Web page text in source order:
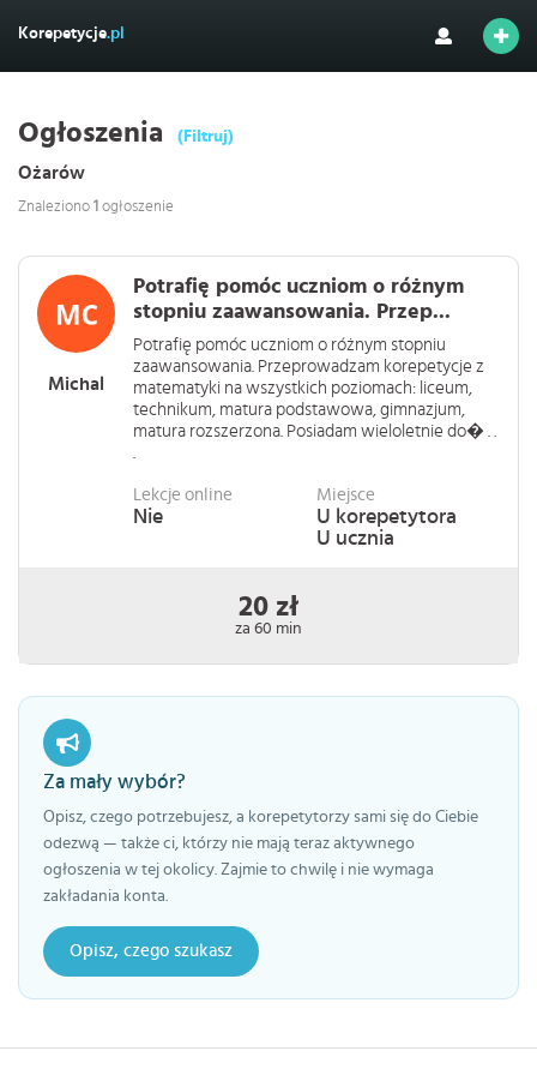
Korepetycje.pl
Ogłoszenia (Filtruj)
Ożarów
Znaleziono 1 ogłoszenie
Michal
Potrafię pomóc uczniom o różnym
stopniu zaawansowania. Przep...
Potrafię pomóc uczniom o różnym stopniu
zaawansowania. Przeprowadzam korepetycje z
matematyki na wszystkich poziomach: liceum,
technikum, matura podstawowa, gimnazjum,
matura rozszerzona. Posiadam wieloletnie do� . .
.
Lekcje online
Nie
Miejsce
U korepetytora
U ucznia
20 zł
za 60 min
Za mały wybór?
Opisz, czego potrzebujesz, a korepetytorzy sami się do Ciebie
odezwą — także ci, którzy nie mają teraz aktywnego
ogłoszenia w tej okolicy. Zajmie to chwilę i nie wymaga
zakładania konta.
Opisz, czego szukasz